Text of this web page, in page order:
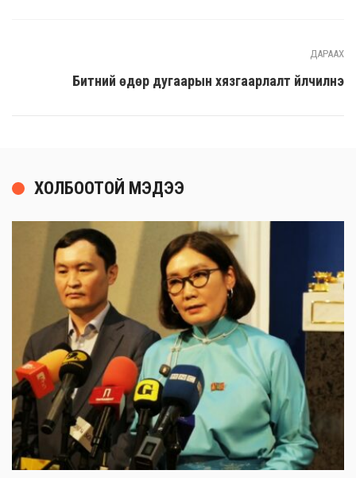
ДАРААХ
Битүүний өдөр дугаарын хязгаарлалт үйлчилнэ
ХОЛБООТОЙ МЭДЭЭ